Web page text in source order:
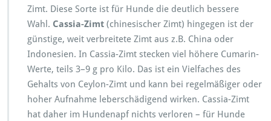
Zimt. Diese Sorte ist für Hunde die deutlich bessere
Wahl. Cassia-Zimt (chinesischer Zimt) hingegen ist der
günstige, weit verbreitete Zimt aus z.B. China oder
Indonesien. In Cassia-Zimt stecken viel höhere Cumarin-
Werte, teils 3–9 g pro Kilo. Das ist ein Vielfaches des
Gehalts von Ceylon-Zimt und kann bei regelmäßiger oder
hoher Aufnahme leberschädigend wirken. Cassia-Zimt
hat daher im Hundenapf nichts verloren – für Hunde